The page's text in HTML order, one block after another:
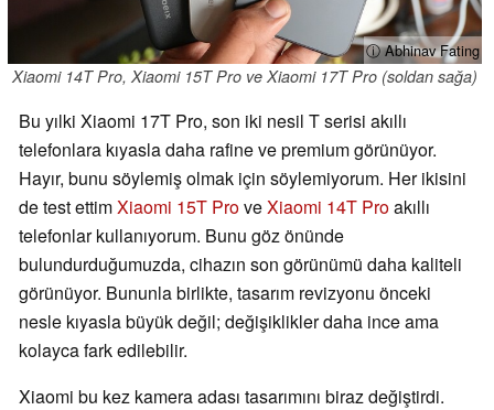
ⓘ Abhinav Fating
Xiaomi 14T Pro, Xiaomi 15T Pro ve Xiaomi 17T Pro (soldan sağa)
Bu yılki Xiaomi 17T Pro, son iki nesil T serisi akıllı
telefonlara kıyasla daha rafine ve premium görünüyor.
Hayır, bunu söylemiş olmak için söylemiyorum. Her ikisini
de test ettimXiaomi 15T ProveXiaomi 14T Proakıllı
telefonlar kullanıyorum. Bunu göz önünde
bulundurduğumuzda, cihazın son görünümü daha kaliteli
görünüyor. Bununla birlikte, tasarım revizyonu önceki
nesle kıyasla büyük değil; değişiklikler daha ince ama
kolayca fark edilebilir.
Xiaomi bu kez kamera adası tasarımını biraz değiştirdi.